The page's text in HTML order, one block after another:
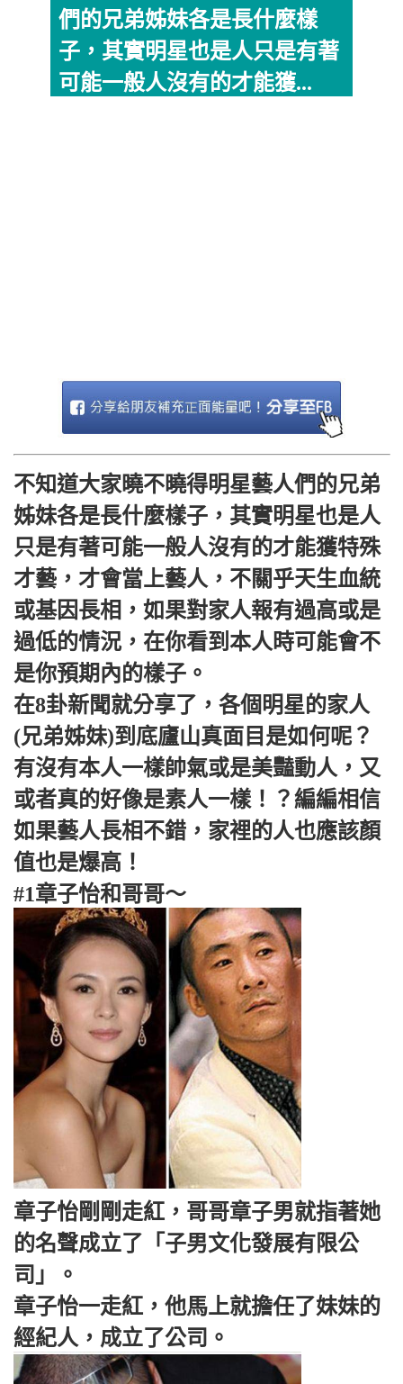
們的兄弟姊妹各是長什麼樣
子，其實明星也是人只是有著
可能一般人沒有的才能獲...
不知道大家曉不曉得明星藝人們的兄弟
姊妹各是長什麼樣子，其實明星也是人
只是有著可能一般人沒有的才能獲特殊
才藝，才會當上藝人，不關乎天生血統
或基因長相，如果對家人報有過高或是
過低的情況，在你看到本人時可能會不
是你預期內的樣子。
在8卦新聞就分享了，各個明星的家人
(兄弟姊妹)到底廬山真面目是如何呢？
有沒有本人一樣帥氣或是美豔動人，又
或者真的好像是素人一樣！？編編相信
如果藝人長相不錯，家裡的人也應該顏
值也是爆高！
#1章子怡和哥哥～
章子怡剛剛走紅，哥哥章子男就指著她
的名聲成立了「子男文化發展有限公
司」。
章子怡一走紅，他馬上就擔任了妹妹的
經紀人，成立了公司。